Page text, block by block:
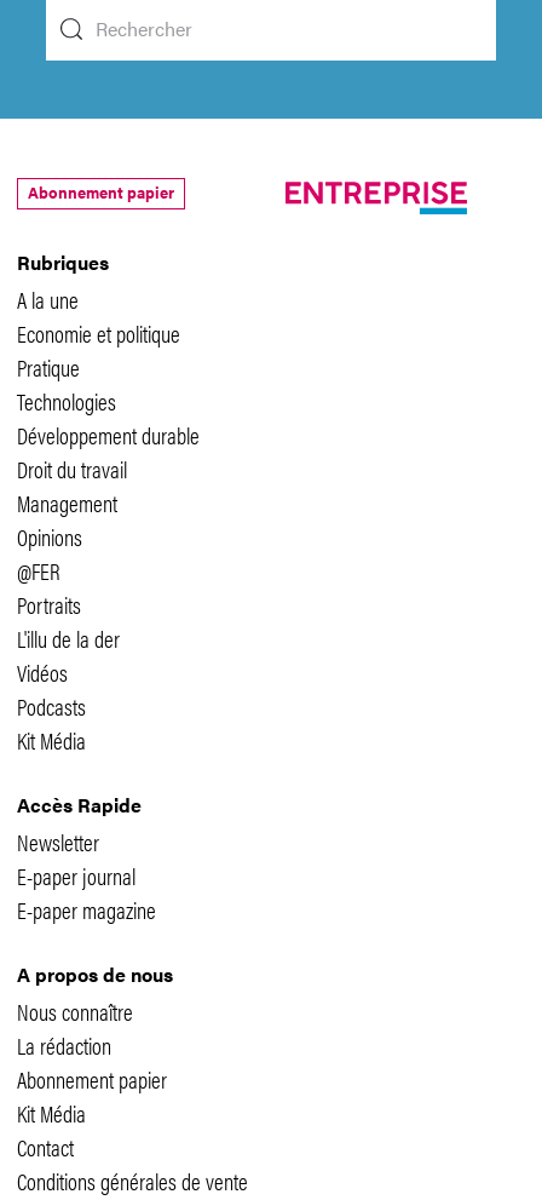
Rubriques
A la une
Economie et politique
Pratique
Technologies
Développement durable
Droit du travail
Management
Opinions
@FER
Portraits
L'illu de la der
Vidéos
Podcasts
Kit Média
Accès Rapide
Newsletter
E-paper journal
E-paper magazine
A propos de nous
Nous connaître
La rédaction
Abonnement papier
Kit Média
Contact
Conditions générales de vente
Abonnement papier